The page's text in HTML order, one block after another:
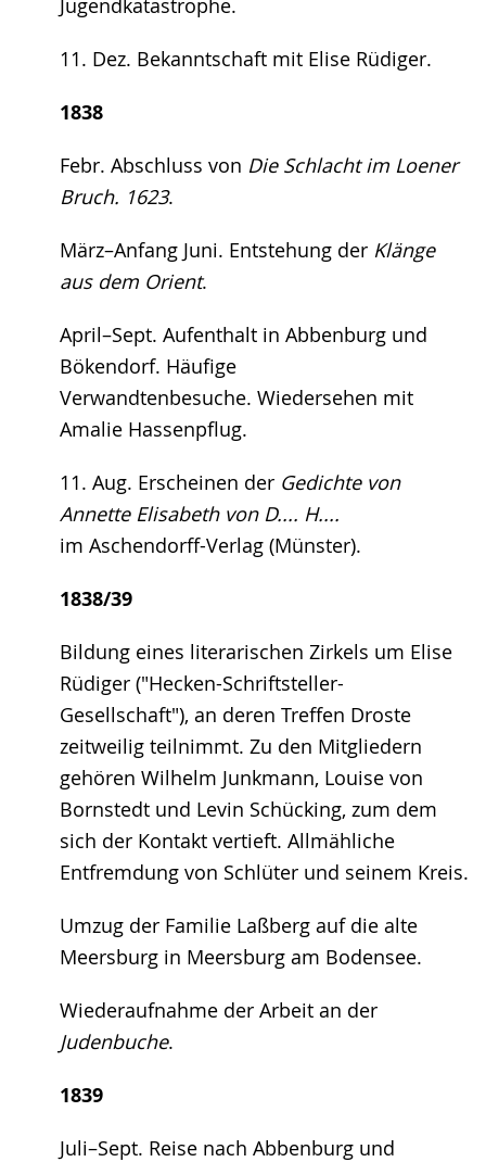
11. Dez. Bekanntschaft mit Elise Rüdiger.
1838
Febr. Abschluss von Die Schlacht im Loener
Bruch. 1623.
März–Anfang Juni. Entstehung der Klänge
aus dem Orient.
April–Sept. Aufenthalt in Abbenburg und
Bökendorf. Häufige
Verwandtenbesuche. Wiedersehen mit
Amalie Hassenpflug.
11. Aug. Erscheinen der Gedichte von
Annette Elisabeth von D.... H....
im Aschendorff-Verlag (Münster).
1838/39
Bildung eines literarischen Zirkels um Elise
Rüdiger ("Hecken-Schriftsteller-
Gesellschaft"), an deren Treffen Droste
zeitweilig teilnimmt. Zu den Mitgliedern
gehören Wilhelm Junkmann, Louise von
Bornstedt und Levin Schücking, zum dem
sich der Kontakt vertieft. Allmähliche
Entfremdung von Schlüter und seinem Kreis.
Umzug der Familie Laßberg auf die alte
Meersburg in Meersburg am Bodensee.
Wiederaufnahme der Arbeit an der
Judenbuche.
1839
Juli–Sept. Reise nach Abbenburg und